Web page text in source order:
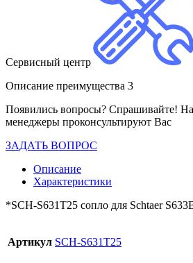
Сервисный центр
Описание преимущества 3
Появились вопросы? Спрашивайте!
менеджеры проконсультируют Вас
ЗАДАТЬ ВОПРОС
Описание
Характеристики
*SCH-S631T25 сопло для Schtaer
Артикул SCH-S631T25